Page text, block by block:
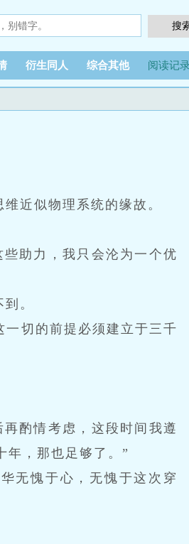
衍生同人 综合其他 阅读记
近似物理系统的缘故。
助力，我只会沦为一个优
。
切的前提必须建立于三千
酌情考虑，这段时间我遵
，那也足够了。”
无愧于心，无愧于这次穿